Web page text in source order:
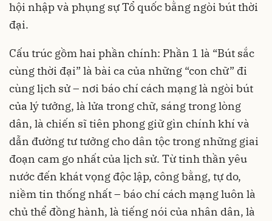
hội nhập và phụng sự Tổ quốc bằng ngòi bút thời
đại.
Cấu trúc gồm hai phần chính: Phần 1 là “Bút sắc
cùng thời đại” là bài ca của những “con chữ” đi
cùng lịch sử – nơi báo chí cách mạng là ngòi bút
của lý tưởng, là lửa trong chữ, sáng trong lòng
dân, là chiến sĩ tiên phong giữ gìn chính khí và
dẫn đường tư tưởng cho dân tộc trong những giai
đoạn cam go nhất của lịch sử. Từ tinh thần yêu
nước đến khát vọng độc lập, công bằng, tự do,
niềm tin thống nhất – báo chí cách mạng luôn là
chủ thể đồng hành, là tiếng nói của nhân dân, là